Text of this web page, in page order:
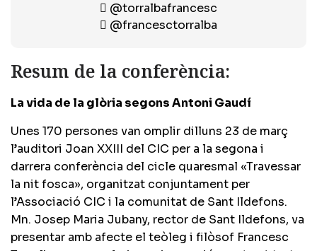
@torralbafrancesc
@francesctorralba
Resum de la conferència:
La vida de la glòria segons Antoni Gaudí
Unes 170 persones van omplir dilluns 23 de març
l’auditori Joan XXIII del CIC per a la segona i
darrera conferència del cicle quaresmal «Travessar
la nit fosca», organitzat conjuntament per
l’Associació CIC i la comunitat de Sant Ildefons.
Mn. Josep Maria Jubany, rector de Sant Ildefons, va
presentar amb afecte el teòleg i filòsof Francesc